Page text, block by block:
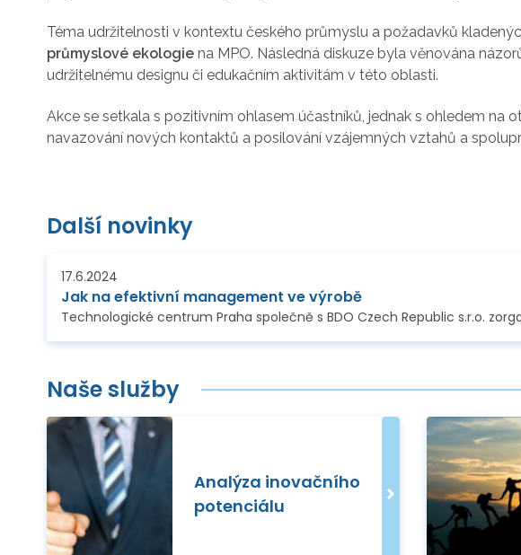
Téma udržitelnosti v kontextu českého průmyslu a požadavků
průmyslové ekologie na MPO. Následná diskuze byla věnována
udržitelnému designu či edukačním aktivitám v této oblasti.
Akce se setkala s pozitivním ohlasem účastníků, jednak s ohledem
navazování nových kontaktů a posilování vzájemných vztahů a
Další novinky
17.6.2024
Jak na efektivní management ve výrobě
Naše služby
Analýza inovačního
potenciálu